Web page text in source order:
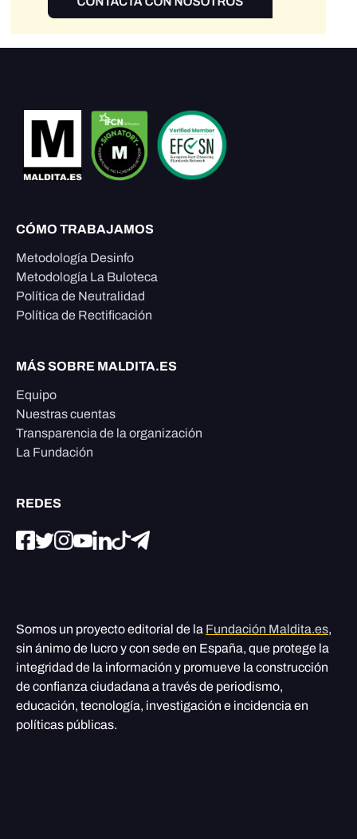
CÓMO TRABAJAMOS
Metodología Desinfo
Metodología La Buloteca
Política de Neutralidad
Política de Rectificación
MÁS SOBRE MALDITA.ES
Equipo
Nuestras cuentas
Transparencia de la organización
La Fundación
REDES
Somos un proyecto editorial de la Fundación Maldita.es,
sin ánimo de lucro y con sede en España, que protege la
integridad de la información y promueve la construcción
de confianza ciudadana a través de periodismo,
educación, tecnología, investigación e incidencia en
políticas públicas.